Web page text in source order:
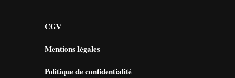
CGV
Mentions légales
Politique de confidentialité